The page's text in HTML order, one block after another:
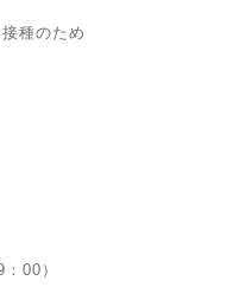
種のため
00）